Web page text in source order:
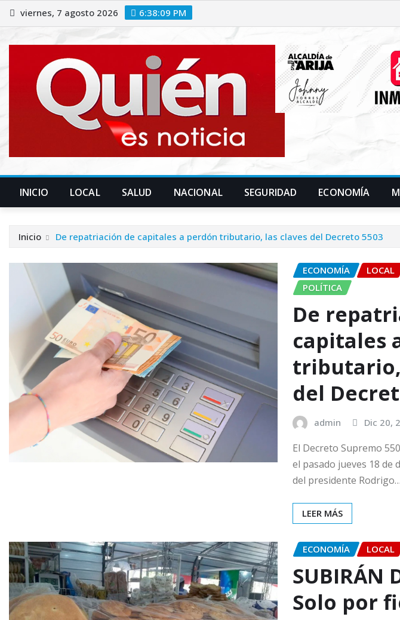
Saltar
al
viernes, 7 agosto 2026 6:38:10 PM
INICIO LOCAL SALUD NACIONAL SEGURIDAD ECONOMÍA
Inicio De repatriación de capitales a perdón tributario, las claves del Decreto 5503
ECONOMÍA LOCAL
POLÍTICA
De
capitales
del
admin Dic 20,
El Decreto Supremo
el pasado jueves 18 de
del presidente Rodrigo…
LEER MÁS
ECONOMÍA LOCAL
SUBIRÁN
Solo por